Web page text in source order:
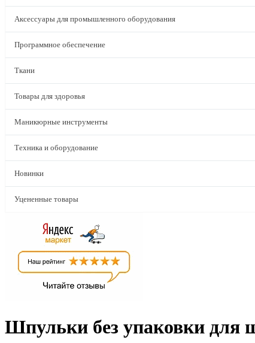
Аксессуары для промышленного оборудования
Программное обеспечение
Ткани
Товары для здоровья
Маникюрные инструменты
Техника и оборудование
Новинки
Уцененные товары
Шпульки без упаковки для